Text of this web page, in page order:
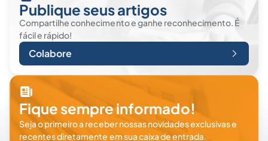
Publique seus artigos
Compartilhe conhecimento e ganhe reconhecimento. É
fácil e rápido!
Colabore
Fique sempre informado!
Seja o primeiro a receber nossas novidades exclusivas e
recentes diretamente em sua caixa de entrada.